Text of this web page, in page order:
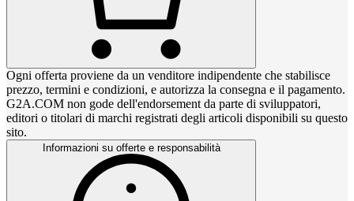
Ogni offerta proviene da un venditore indipendente che stabilisce
prezzo, termini e condizioni, e autorizza la consegna e il pagamento.
G2A.COM non gode dell'endorsement da parte di sviluppatori,
editori o titolari di marchi registrati degli articoli disponibili su questo
sito.
Informazioni su offerte e responsabilità